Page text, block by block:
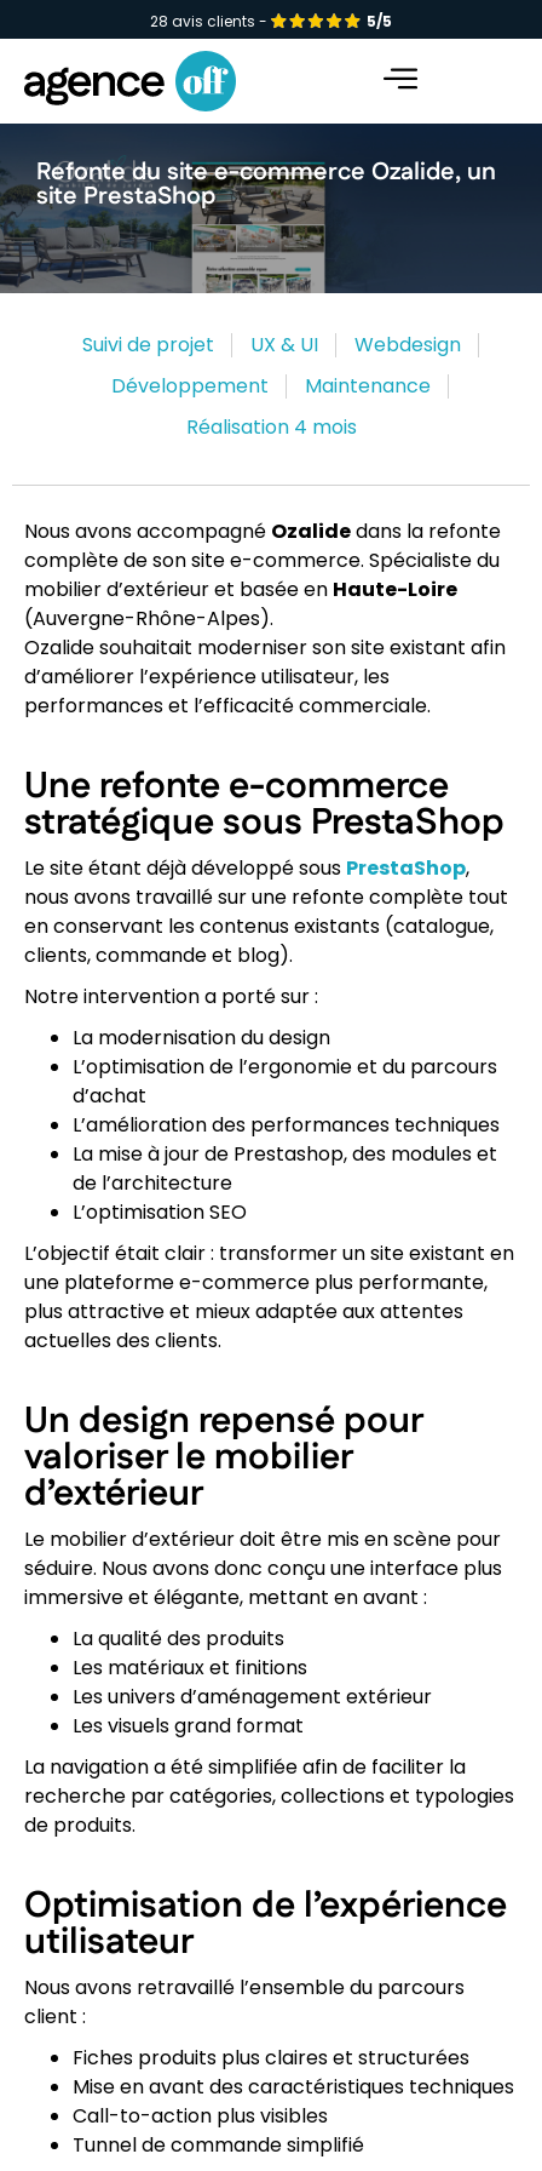
28 avis clients - 5/5
Refonte du site e-commerce Ozalide, un
site PrestaShop
Suivi de projet UX & UI
Webdesign
Développement
Maintenance
Réalisation 4 mois
Nous avons accompagné Ozalidedans la refonte
complète de son site e-commerce. Spécialiste du
mobilier d’extérieur et basée en Haute-Loire
(Auvergne-Rhône-Alpes).
Ozalide souhaitait moderniser son site existant afin
d’améliorer l’expérience utilisateur, les
performances et l’efficacité commerciale.
Une refonte e-commerce
stratégique sous PrestaShop
Le site étant déjà développé sous PrestaShop,
nous avons travaillé sur une refonte complète tout
en conservant les contenus existants (catalogue,
clients, commande et blog).
Notre intervention a porté sur :
La modernisation du design
L’optimisation de l’ergonomie et du parcours
d’achat
L’amélioration des performances techniques
La mise à jour de Prestashop, des modules et
de l’architecture
L’optimisation SEO
L’objectif était clair : transformer un site existant en
une plateforme e-commerce plus performante,
plus attractive et mieux adaptée aux attentes
actuelles des clients.
Un design repensé pour
valoriser le mobilier
d’extérieur
Le mobilier d’extérieur doit être mis en scène pour
séduire. Nous avons donc conçu une interface plus
immersive et élégante, mettant en avant :
La qualité des produits
Les matériaux et finitions
Les univers d’aménagement extérieur
Les visuels grand format
La navigation a été simplifiée afin de faciliter la
recherche par catégories, collections et typologies
de produits.
Optimisation de l’expérience
utilisateur
Nous avons retravaillé l’ensemble du parcours
client :
Fiches produits plus claires et structurées
Mise en avant des caractéristiques techniques
Call-to-action plus visibles
Tunnel de commande simplifié